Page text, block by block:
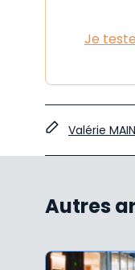
Je
Valérie
Autres